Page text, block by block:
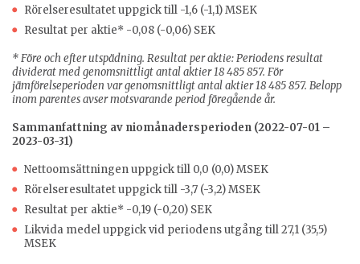
Rörelseresultatet uppgick till -1,6 (-1,1) MSEK
Resultat per aktie* -0,08 (-0,06) SEK
* Före och efter utspädning. Resultat per aktie: Periodens resultat
dividerat med genomsnittligt antal aktier 18 485 857. För
jämförelseperioden var genomsnittligt antal aktier 18 485 857. Belopp
inom parentes avser motsvarande period föregående år.
Sammanfattning av niomånadersperioden (2022-07-01 –
2023-03-31)
Nettoomsättningen uppgick till 0,0 (0,0) MSEK
Rörelseresultatet uppgick till -3,7 (-3,2) MSEK
Resultat per aktie* -0,19 (-0,20) SEK
Likvida medel uppgick vid periodens utgång till 27,1 (35,5)
MSEK